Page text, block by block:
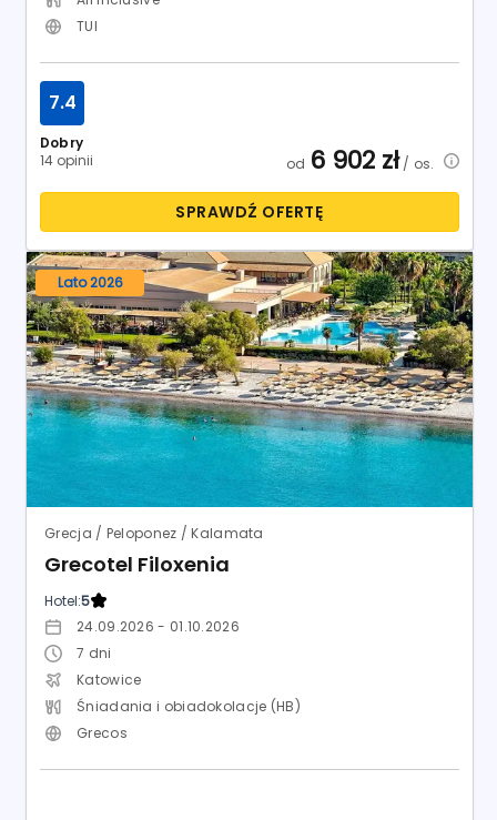
TUI
Dobry
14 opinii
7.4
od 6 902 zł/ os.
SPRAWDŹ OFERTĘ
Lato 2026
Grecja / Peloponez / Kalamata
Grecotel Filoxenia
Hotel:5
24.09.2026 - 01.10.2026
7 dni
Katowice
Śniadania i obiadokolacje (HB)
Grecos